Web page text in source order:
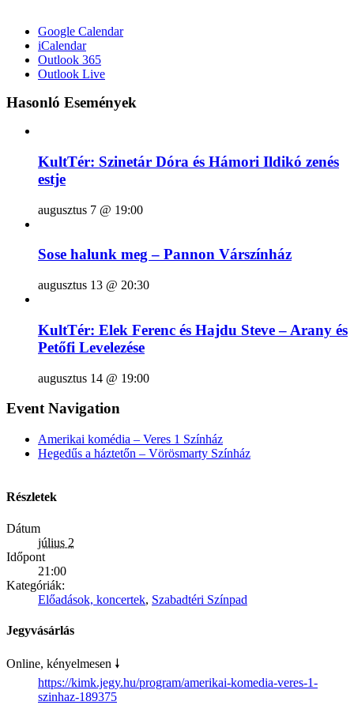
Google Calendar
iCalendar
Outlook 365
Outlook Live
Hasonló Események
KultTér: Szinetár Dóra és Hámori Ildikó zenés
estje
augusztus 7 @ 19:00
Sose halunk meg – Pannon Várszínház
augusztus 13 @ 20:30
KultTér: Elek Ferenc és Hajdu Steve – Arany és
Petőfi Levelezése
augusztus 14 @ 19:00
Event Navigation
Amerikai komédia – Veres 1 Színház
Hegedűs a háztetőn – Vörösmarty Színház
Részletek
Dátum
július 2
Időpont
21:00
Kategóriák:
Előadások, koncertek, Szabadtéri Színpad
Jegyvásárlás
Online, kényelmesen 🠗
https://kimk.jegy.hu/program/amerikai-komedia-veres-1-
szinhaz-189375